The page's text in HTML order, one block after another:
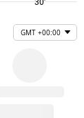
30'
GMT +00:00